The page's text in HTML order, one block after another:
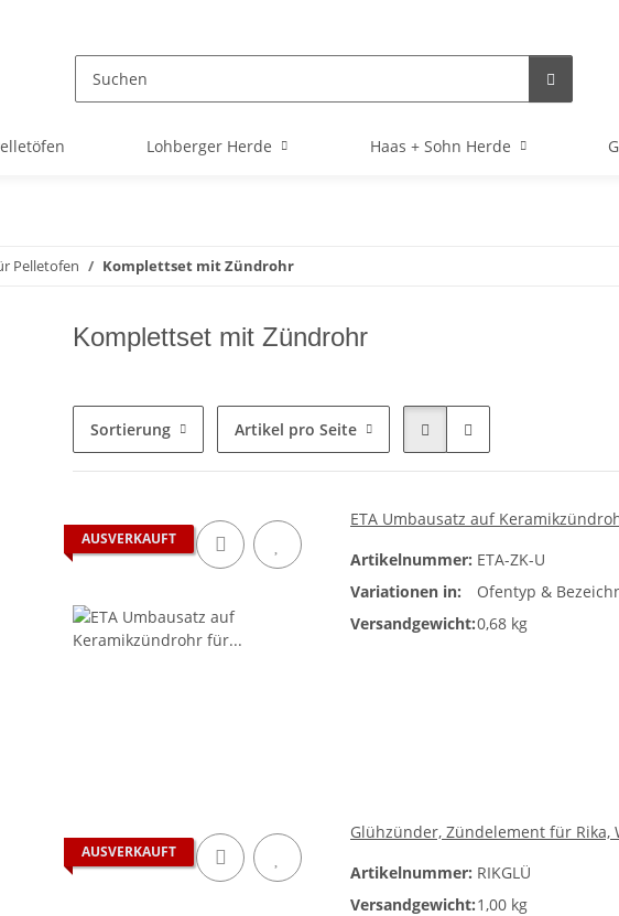
Lohberger Herde Haas + Sohn Herde
Pelletofen Komplettset mit Zündrohr
Komplettset mit Zündrohr
Sortierung Artikel pro Seite
AUSVERKAUFT
ETA Umbausatz auf
Artikelnummer: ETA-ZK-U
Variationen in:
Ofentyp &
Versandgewicht:0,68 kg
AUSVERKAUFT
Glühzünder, Zündelement für Rika,
Artikelnummer: RIKGLÜ
Versandgewicht:1,00 kg